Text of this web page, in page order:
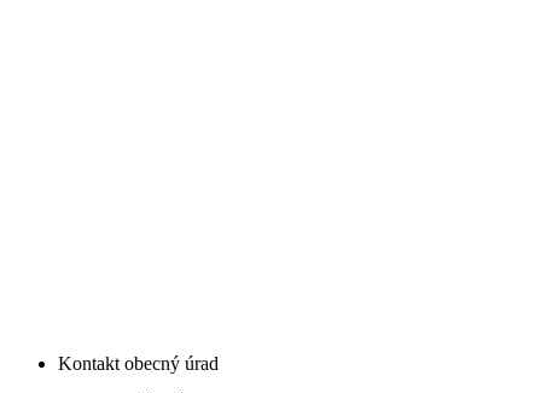
Kontakt obecný úrad